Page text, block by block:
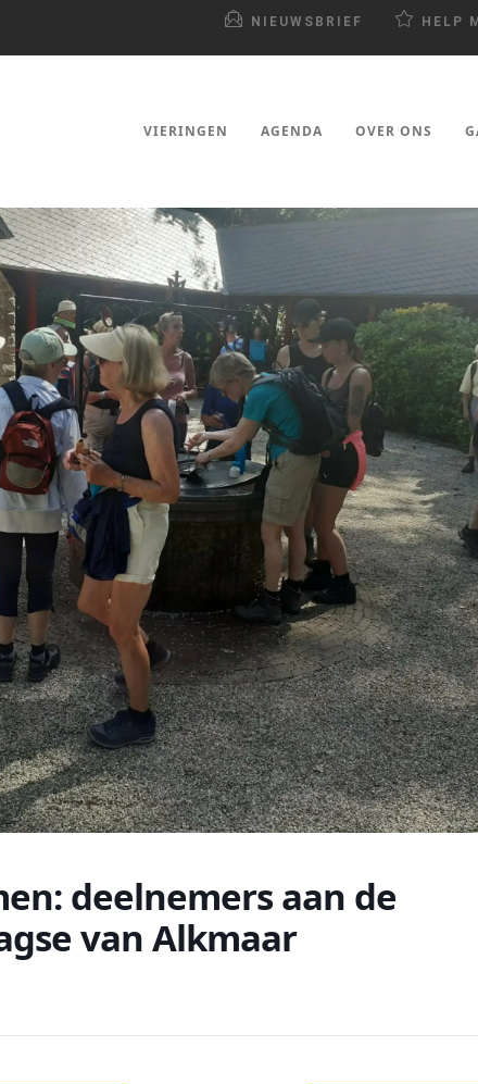
NIEUWSBRIEF HELP
VIERINGEN AGENDA OVER ONS
deelnemers aan de
van Alkmaar